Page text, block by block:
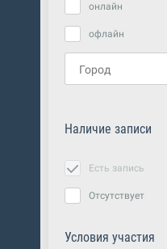
онлайн
офлайн
Наличие записи
Есть запись
Отсутствует
Условия участия